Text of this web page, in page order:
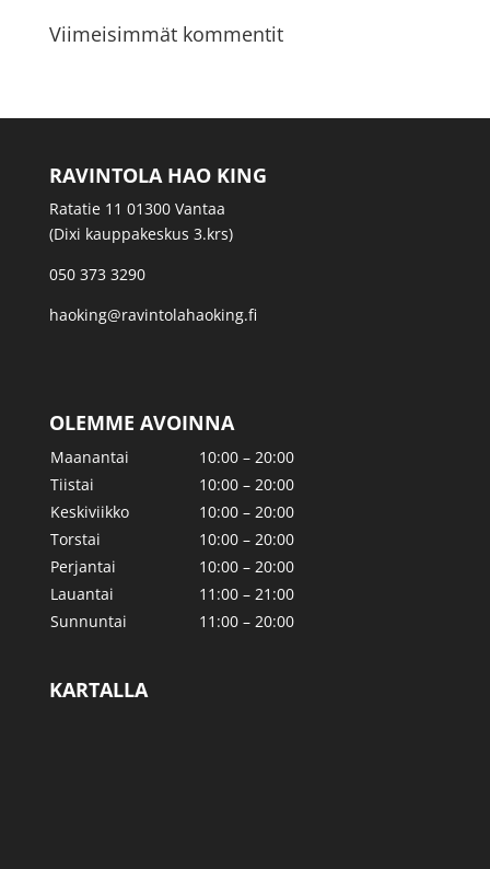
Viimeisimmät kommentit
RAVINTOLA HAO KING
Ratatie 11 01300 Vantaa
(Dixi kauppakeskus 3.krs)
050 373 3290
haoking@ravintolahaoking.fi
OLEMME AVOINNA
Maanantai
10:00 – 20:00
Tiistai
10:00 – 20:00
Keskiviikko
10:00 – 20:00
Torstai
10:00 – 20:00
Perjantai
10:00 – 20:00
Lauantai
11:00 – 21:00
Sunnuntai
11:00 – 20:00
KARTALLA